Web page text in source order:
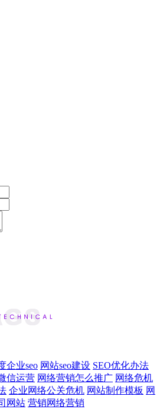
企业seo 网站seo建设 SEO优化办法
信运营 网络营销怎么推广 网络危机
企业网络公关危机 网站制作模板 网
网站 营销网络营销